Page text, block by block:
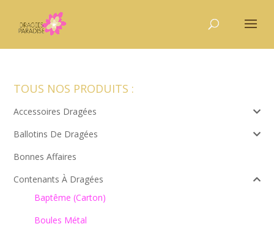
TOUS NOS PRODUITS :
Accessoires Dragées
Ballotins De Dragées
Bonnes Affaires
Contenants À Dragées
Baptême (carton)
Boules Métal